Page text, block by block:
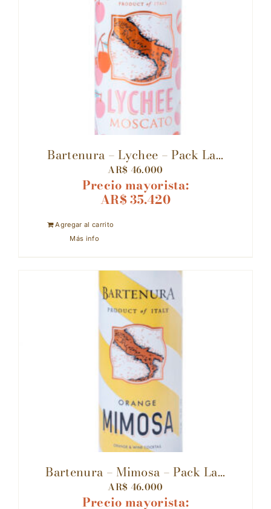
Bartenura – Lychee – Pack La...
AR$ 46.000
Precio mayorista:
AR$35.420
Agregar al carrito
Más info
Bartenura – Mimosa – Pack La...
AR$ 46.000
Precio mayorista: